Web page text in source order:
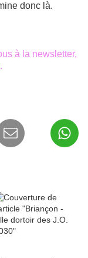
donc là.
à la newsletter,